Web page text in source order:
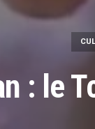
: le